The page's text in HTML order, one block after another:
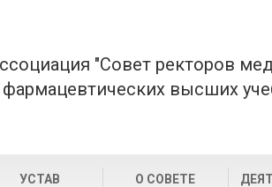
"Совет ректоров
фармацевтических высших
УСТАВ О СОВЕТЕ